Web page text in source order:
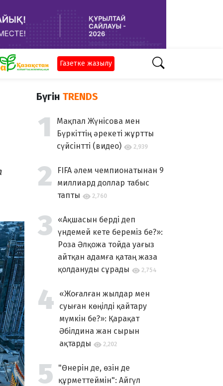
Газетке жазылу
Бүгін TRENDS
Мақпал Жүнісова мен
Бүркіттің әрекеті жұртты
сүйсінтті (видео)
2,939
FIFA әлем чемпионатынан 9
миллиард доллар табыс
тапты
2,760
«Ақшасын берді деп
үндемей кете береміз бе?»:
Роза Әлқожа тойда уағыз
айтқан адамға қатаң жаза
қолдануды сұрады
2,754
«Жоғалған жылдар мен
суыған көңілді қайтару
мүмкін бе?»: Қарақат
Әбілдина жан сырын
ақтарды
2,202
"Өнерін де, өзін де
құрметтеймін": Айгүл